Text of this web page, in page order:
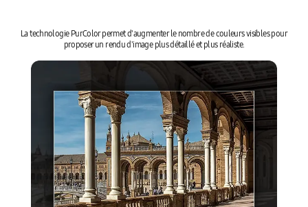
La technologie PurColor permet d'augmenter le nombre de couleurs visibles pour
proposer un rendu d'image plus détaillé et plus réaliste.